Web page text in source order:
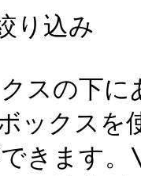
り込み
スの下
クスを
きます